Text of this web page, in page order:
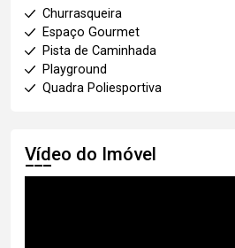
Churrasqueira
Espaço Gourmet
Pista de Caminhada
Playground
Quadra Poliesportiva
Vídeo do Imóvel